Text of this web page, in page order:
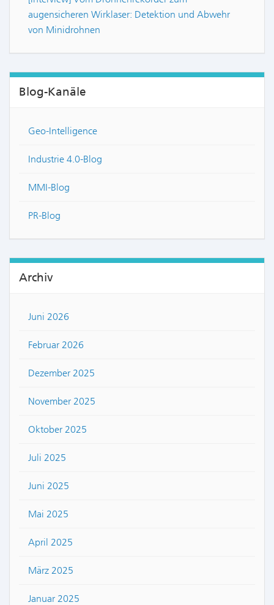
augensicheren Wirklaser: Detektion und Abwehr
von Minidrohnen
Blog-Kanäle
Geo-Intelligence
Industrie 4.0-Blog
MMI-Blog
PR-Blog
Archiv
Juni 2026
Februar 2026
Dezember 2025
November 2025
Oktober 2025
Juli 2025
Juni 2025
Mai 2025
April 2025
März 2025
Januar 2025